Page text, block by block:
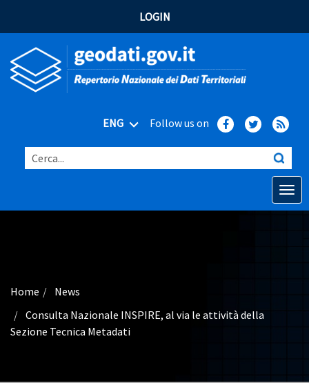
LOGIN
ENG Follow us on
Cerca...
Open
Advanced search
Geodata
News
Home
News
Consulta Nazionale INSPIRE, al via le attività della
Sezione Tecnica Metadati